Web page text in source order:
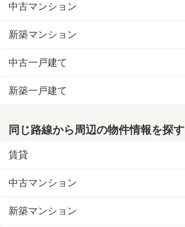
中古マンション
新築マンション
中古一戸建て
新築一戸建て
同じ路線から周辺の物件情報を探す
賃貸
中古マンション
新築マンション